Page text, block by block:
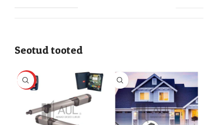
Seotud tooted
HOT